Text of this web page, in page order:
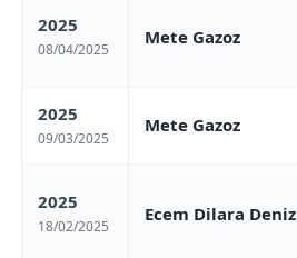
2025
08/04/2025
Mete Gazoz
2025
09/03/2025
Mete Gazoz
2025
18/02/2025
Ecem Dilara Deniz